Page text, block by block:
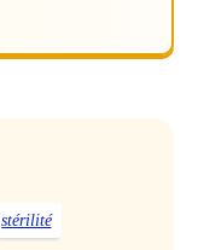
stérilité